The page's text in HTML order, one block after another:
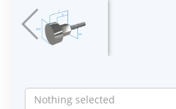
Nothing selected